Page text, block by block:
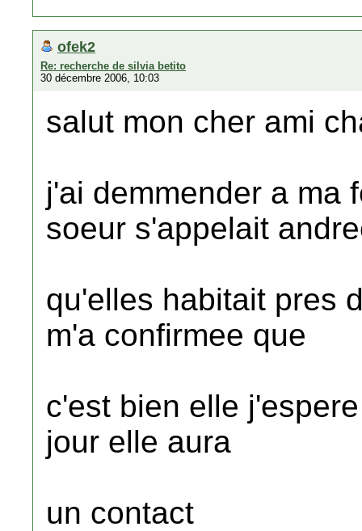
ofek2
Re: recherche de silvia betito
30 décembre 2006, 10:03
salut mon cher ami
j'ai demmender a ma
soeur s'appelait
qu'elles habitait pres
m'a confirmee que
c'est bien elle
jour elle aura
un contact